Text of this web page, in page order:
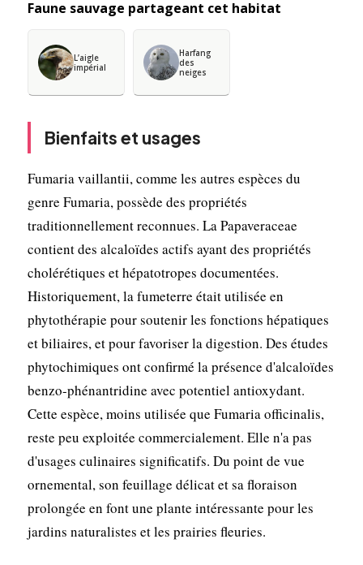
Faune sauvage partageant cet habitat
L’aigle
impérial
Harfang
des
neiges
Bienfaits et usages
Fumaria vaillantii, comme les autres espèces du
genre Fumaria, possède des propriétés
traditionnellement reconnues. La Papaveraceae
contient des alcaloïdes actifs ayant des propriétés
cholérétiques et hépatotropes documentées.
Historiquement, la fumeterre était utilisée en
phytothérapie pour soutenir les fonctions hépatiques
et biliaires, et pour favoriser la digestion. Des études
phytochimiques ont confirmé la présence d'alcaloïdes
benzo-phénantridine avec potentiel antioxydant.
Cette espèce, moins utilisée que Fumaria officinalis,
reste peu exploitée commercialement. Elle n'a pas
d'usages culinaires significatifs. Du point de vue
ornemental, son feuillage délicat et sa floraison
prolongée en font une plante intéressante pour les
jardins naturalistes et les prairies fleuries.